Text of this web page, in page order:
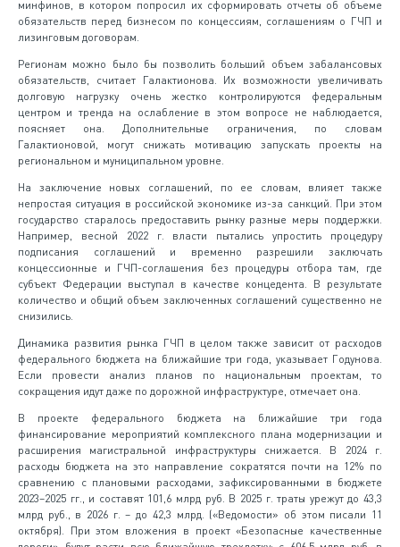
минфинов, в котором попросил их сформировать отчеты об объеме
обязательств перед бизнесом по концессиям, соглашениям о ГЧП и
лизинговым договорам.
Регионам можно было бы позволить больший объем забалансовых
обязательств, считает Галактионова. Их возможности увеличивать
долговую нагрузку очень жестко контролируются федеральным
центром и тренда на ослабление в этом вопросе не наблюдается,
поясняет она. Дополнительные ограничения, по словам
Галактионовой, могут снижать мотивацию запускать проекты на
региональном и муниципальном уровне.
На заключение новых соглашений, по ее словам, влияет также
непростая ситуация в российской экономике из-за санкций. При этом
государство старалось предоставить рынку разные меры поддержки.
Например, весной 2022 г. власти пытались упростить процедуру
подписания соглашений и временно разрешили заключать
концессионные и ГЧП-соглашения без процедуры отбора там, где
субъект Федерации выступал в качестве концедента. В результате
количество и общий объем заключенных соглашений существенно не
снизились.
Динамика развития рынка ГЧП в целом также зависит от расходов
федерального бюджета на ближайшие три года, указывает Годунова.
Если провести анализ планов по национальным проектам, то
сокращения идут даже по дорожной инфраструктуре, отмечает она.
В проекте федерального бюджета на ближайшие три года
финансирование мероприятий комплексного плана модернизации и
расширения магистральной инфраструктуры снижается. В 2024 г.
расходы бюджета на это направление сократятся почти на 12% по
сравнению с плановыми расходами, зафиксированными в бюджете
2023–2025 гг., и составят 101,6 млрд руб. В 2025 г. траты урежут до 43,3
млрд руб., в 2026 г. – до 42,3 млрд. («Ведомости» об этом писали 11
октября). При этом вложения в проект «Безопасные качественные